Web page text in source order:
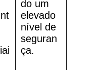
do um
elevado
nível de
seguran
ça.